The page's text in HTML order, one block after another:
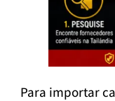
Para importar